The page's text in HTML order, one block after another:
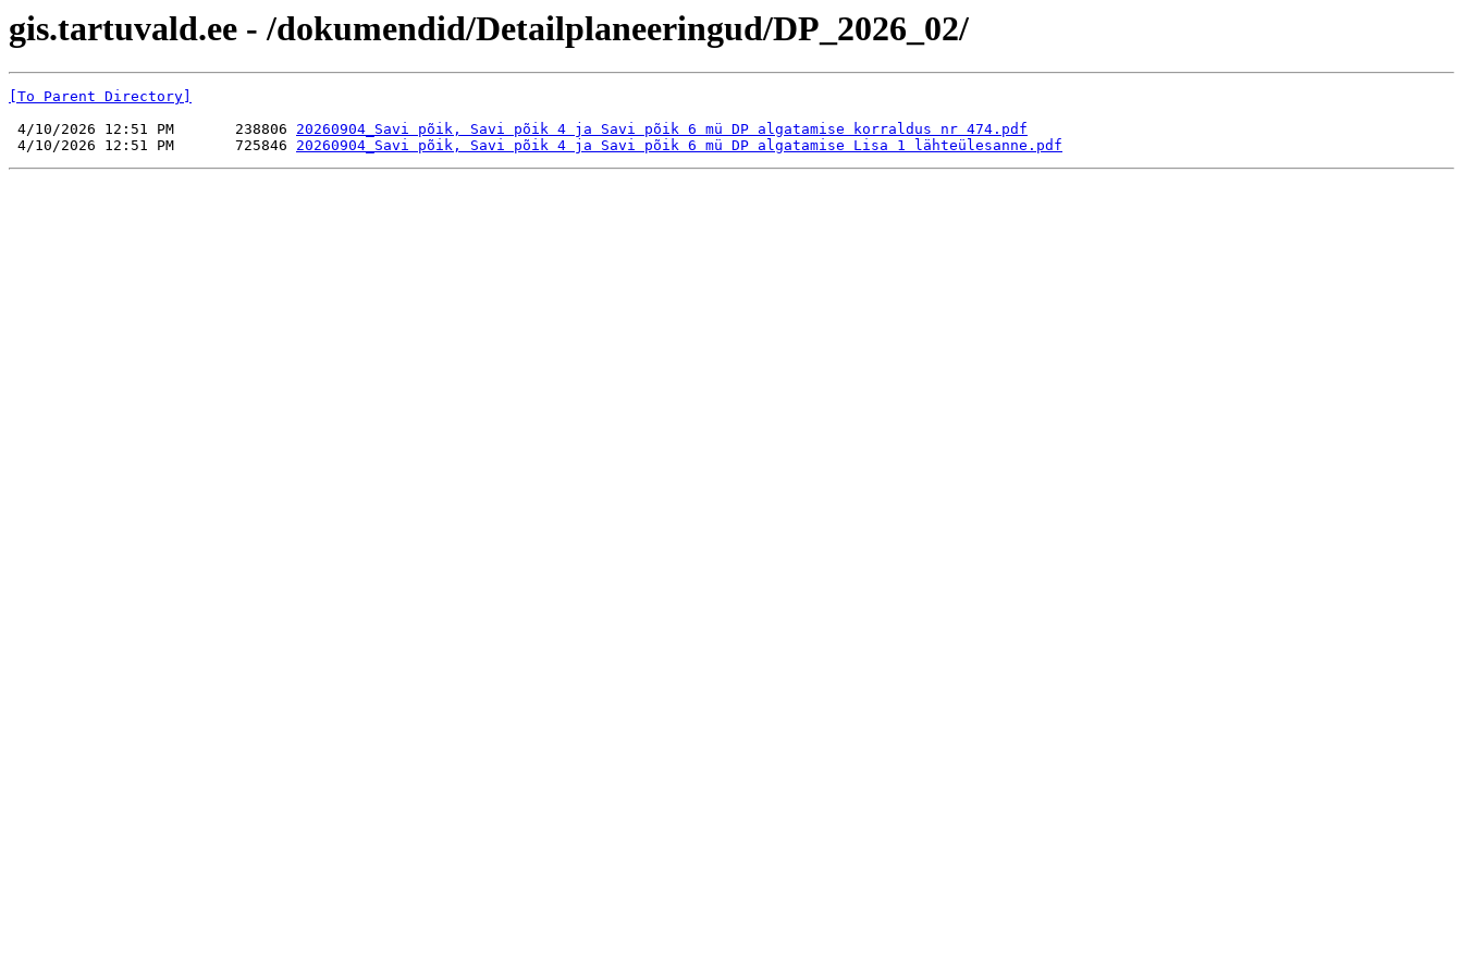
gis.tartuvald.ee - /dokumendid/Detailplaneeringud/DP_2026_02/
[To Parent Directory]
4/10/2026 12:51 PM       238806 20260904_Savi põik, Savi põik 4 ja Savi põik 6 mü DP algatamise korraldus nr 474.pdf
4/10/2026 12:51 PM       725846 20260904_Savi põik, Savi põik 4 ja Savi põik 6 mü DP algatamise Lisa 1 lähteülesanne.pdf